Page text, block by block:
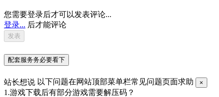
您需要登录后才可以发表评论...
登录... 后才能评论
配套服务务必要看下
站长想说 以下问题在网站顶部菜单栏常见问题页面求助 ×
1.游戏下载后有部分游戏需要解压码？